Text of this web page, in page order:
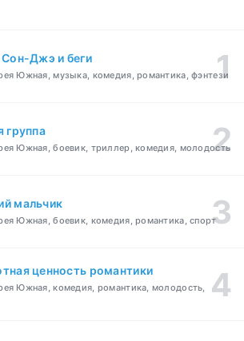
Сон-Джэ и беги
Южная, музыка, комедия, романтика, фэнтези
группа
Южная, боевик, триллер, комедия, молодость
мальчик
Южная, боевик, комедия, романтика, спорт
ценность романтики
Южная, комедия, романтика, молодость,